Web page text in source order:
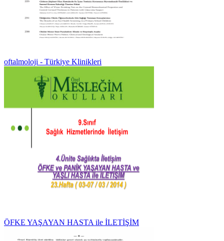
oftalmoloji - Türkiye Klinikleri
ÖFKE YAŞAYAN HASTA ile İLETİŞİM